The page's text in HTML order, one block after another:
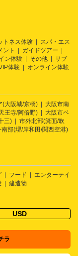
トネス体験
スパ・エス
ント
ガイドツアー
ン体験 その他
サブ
体験 オンライン体験
(大阪城/京橋)
大阪市南
王寺/阿倍野)
大阪市ベ
三)
市外北部(箕面/吹
南部(堺/岸和田/関西空港)
フード
エンターテイ
建造物
USD
ラ